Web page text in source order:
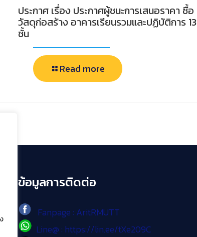
ประกาศ เรื่อง ประกาศผู้ชนะการเสนอราคา ซื้อ
วัสดุก่อสร้าง อาคารเรียนรวมและปฏิบัติการ 13
ชั้น
Read more
ข้อมูลการติดต่อ
Fanpage : AritRMUTT
Line@ : https://lin.ee/tXe209C